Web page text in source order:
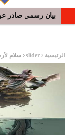
بيان رسمي صادر
في افتتاح مهرجان
الرئيسية slider سلام